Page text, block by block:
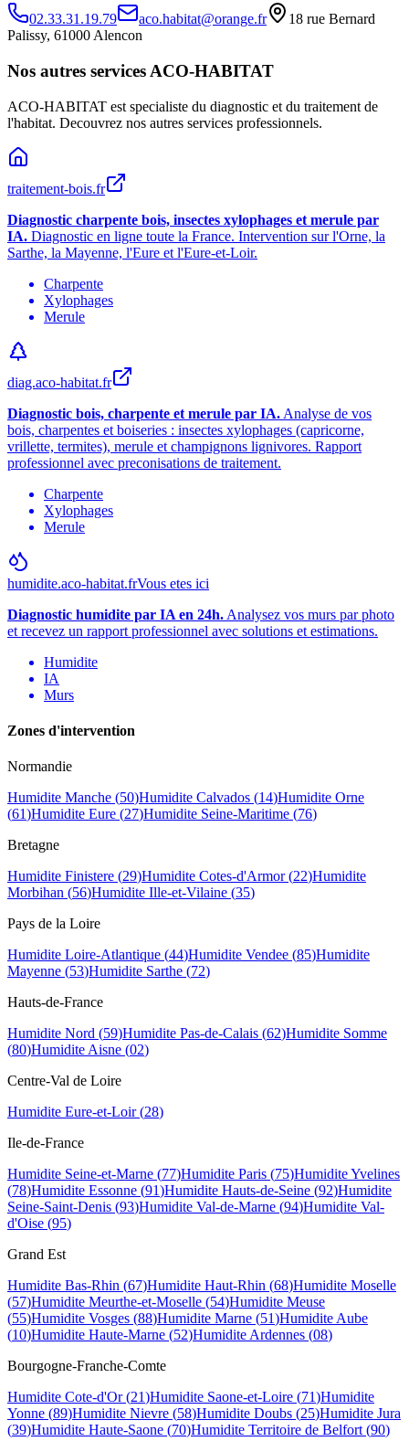
02.33.31.19.79 aco.habitat@orange.fr
18 rue Bernard
Palissy, 61000 Alencon
Nos autres services ACO-HABITAT
ACO-HABITAT est specialiste du diagnostic et du traitement de
l'habitat. Decouvrez nos autres services professionnels.
traitement-bois.fr
Diagnostic charpente bois, insectes xylophages et merule par
IA. Diagnostic en ligne toute la France. Intervention sur l'Orne, la
Sarthe, la Mayenne, l'Eure et l'Eure-et-Loir.
Charpente
Xylophages
Merule
diag.aco-habitat.fr
Diagnostic bois, charpente et merule par IA. Analyse de vos
bois, charpentes et boiseries : insectes xylophages (capricorne,
vrillette, termites), merule et champignons lignivores. Rapport
professionnel avec preconisations de traitement.
Charpente
Xylophages
Merule
humidite.aco-habitat.frVous etes ici
Diagnostic humidite par IA en 24h. Analysez vos murs par photo
et recevez un rapport professionnel avec solutions et estimations.
Humidite
IA
Murs
Zones d'intervention
Normandie
Humidite Manche (50)Humidite Calvados (14)Humidite Orne
(61)Humidite Eure (27)Humidite Seine-Maritime (76)
Bretagne
Humidite Finistere (29)Humidite Cotes-d'Armor(22)Humidite
Morbihan (56)Humidite Ille-et-Vilaine (35)
Pays de la Loire
Humidite Loire-Atlantique (44)Humidite Vendee (85)Humidite
Mayenne (53)Humidite Sarthe (72)
Hauts-de-France
Humidite Nord (59)Humidite Pas-de-Calais (62)Humidite Somme
(80)HumiditeAisne (02)
Centre-Val de Loire
Humidite Eure-et-Loir(28)
Ile-de-France
Humidite Seine-et-Marne (77)Humidite Paris (75)HumiditeYvelines
(78)Humidite Essonne (91)Humidite Hauts-de-Seine (92)Humidite
Seine-Saint-Denis (93)Humidite Val-de-Marne (94)Humidite Val-
d'Oise (95)
Grand Est
Humidite Bas-Rhin (67)Humidite Haut-Rhin (68)Humidite Moselle
(57)Humidite Meurthe-et-Moselle (54)Humidite Meuse
(55)Humidite Vosges (88)Humidite Marne (51)HumiditeAube
(10)Humidite Haute-Marne (52)HumiditeArdennes (08)
Bourgogne-Franche-Comte
Humidite Cote-d'Or(21)Humidite Saone-et-Loire (71)Humidite
Yonne (89)Humidite Nievre (58)Humidite Doubs (25)Humidite Jura
(39)Humidite Haute-Saone (70)Humidite Territoire de Belfort(90)